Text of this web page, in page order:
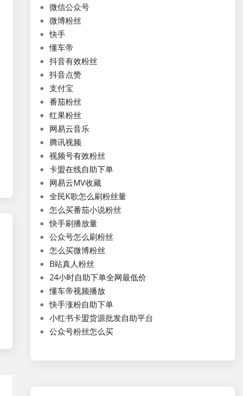
微信公众号
微博粉丝
快手
懂车帝
抖音有效粉丝
抖音点赞
支付宝
番茄粉丝
红果粉丝
网易云音乐
腾讯视频
视频号有效粉丝
卡盟在线自助下单
网易云MV收藏
全民K歌怎么刷粉丝量
怎么买番茄小说粉丝
快手刷播放量
公众号怎么刷粉丝
怎么买微博粉丝
B站真人粉丝
24小时自助下单全网最低价
懂车帝视频播放
快手涨粉自助下单
小红书卡盟货源批发自助平台
公众号粉丝怎么买